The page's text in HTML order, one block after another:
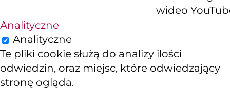
wideo
Analityczne
Analityczne
Te pliki cookie służą do analizy ilości
odwiedzin, oraz miejsc, które odwiedzający
stronę ogląda.